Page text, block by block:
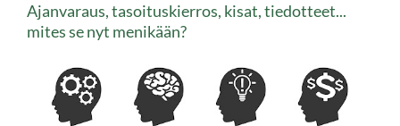
Ajanvaraus, tasoituskierros, kisat, tiedotteet...
mites se nyt menikään?